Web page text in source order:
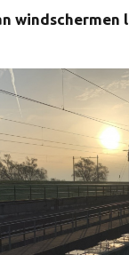
windschermen